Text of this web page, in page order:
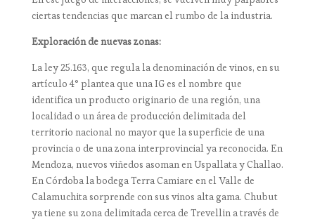
ciertas tendencias que marcan el rumbo de la industria.
Exploración de nuevas zonas:
La ley 25.163, que regula la denominación de vinos, en su
artículo 4° plantea que una IG es el nombre que
identifica un producto originario de una región, una
localidad o un área de producción delimitada del
territorio nacional no mayor que la superficie de una
provincia o de una zona interprovincial ya reconocida. En
Mendoza, nuevos viñedos asoman en Uspallata y Challao.
En Córdoba la bodega Terra Camiare en el Valle de
Calamuchita sorprende con sus vinos alta gama. Chubut
ya tiene su zona delimitada cerca de Trevellin a través de